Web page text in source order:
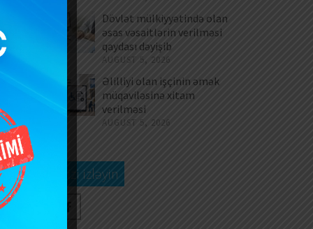
Dövlət mülkiyyətində olan
əsas vəsaitlərin verilməsi
qaydası dəyişib
AUGUST 5, 2026
Əlilliyi olan işçinin əmək
müqaviləsinə xitam
verilməsi
AUGUST 5, 2026
Bizi izləyin